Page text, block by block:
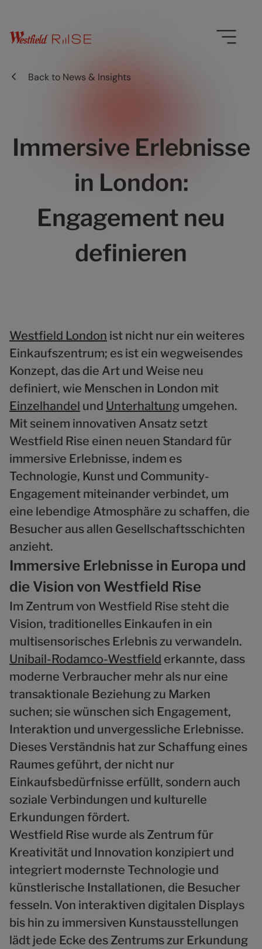
Back to News & Insights
Immersive Erlebnisse
in London:
Engagement neu
definieren
Westfield London ist nicht nur ein weiteres
Einkaufszentrum; es ist ein wegweisendes
Konzept, das die Art und Weise neu
definiert, wie Menschen in London mit
Einzelhandel und Unterhaltung umgehen.
Mit seinem innovativen Ansatz setzt
Westfield Rise einen neuen Standard für
immersive Erlebnisse, indem es
Technologie, Kunst und Community-
Engagement miteinander verbindet, um
eine lebendige Atmosphäre zu schaffen, die
Besucher aus allen Gesellschaftsschichten
anzieht.
Immersive Erlebnisse in Europa und
die Vision von Westfield Rise
Im Zentrum von Westfield Rise steht die
Vision, traditionelles Einkaufen in ein
multisensorisches Erlebnis zu verwandeln.
Unibail-Rodamco-Westfield erkannte, dass
moderne Verbraucher mehr als nur eine
transaktionale Beziehung zu Marken
suchen; sie wünschen sich Engagement,
Interaktion und unvergessliche Erlebnisse.
Dieses Verständnis hat zur Schaffung eines
Raumes geführt, der nicht nur
Einkaufsbedürfnisse erfüllt, sondern auch
soziale Verbindungen und kulturelle
Erkundungen fördert.
Westfield Rise wurde als Zentrum für
Kreativität und Innovation konzipiert und
integriert modernste Technologie und
künstlerische Installationen, die Besucher
fesseln. Von interaktiven digitalen Displays
bis hin zu immersiven Kunstausstellungen
lädt jede Ecke des Zentrums zur Erkundung